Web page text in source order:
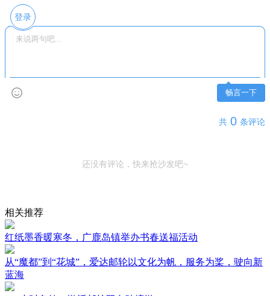
登录
畅言一下
共 0 条评论
还没有评论，快来抢沙发吧~
相关推荐
红纸墨香暖寒冬，广鹿岛镇举办书春送福活动
从“魔都”到“花城”，爱达邮轮以文化为帆，服务为桨，驶向新
蓝海